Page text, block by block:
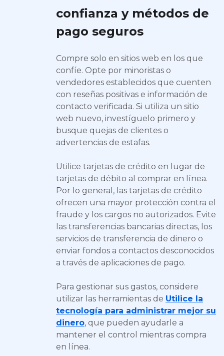
confianza y métodos de
pago seguros
Compre solo en sitios web en los que
confíe. Opte por minoristas o
vendedores establecidos que cuenten
con reseñas positivas e información de
contacto verificada. Si utiliza un sitio
web nuevo, investíguelo primero y
busque quejas de clientes o
advertencias de estafas.
Utilice tarjetas de crédito en lugar de
tarjetas de débito al comprar en línea.
Por lo general, las tarjetas de crédito
ofrecen una mayor protección contra el
fraude y los cargos no autorizados. Evite
las transferencias bancarias directas, los
servicios de transferencia de dinero o
enviar fondos a contactos desconocidos
a través de aplicaciones de pago.
Para gestionar sus gastos, considere
utilizar las herramientas de Utilice la
tecnología para administrar mejor su
dinero, que pueden ayudarle a
mantener el control mientras compra
en línea.